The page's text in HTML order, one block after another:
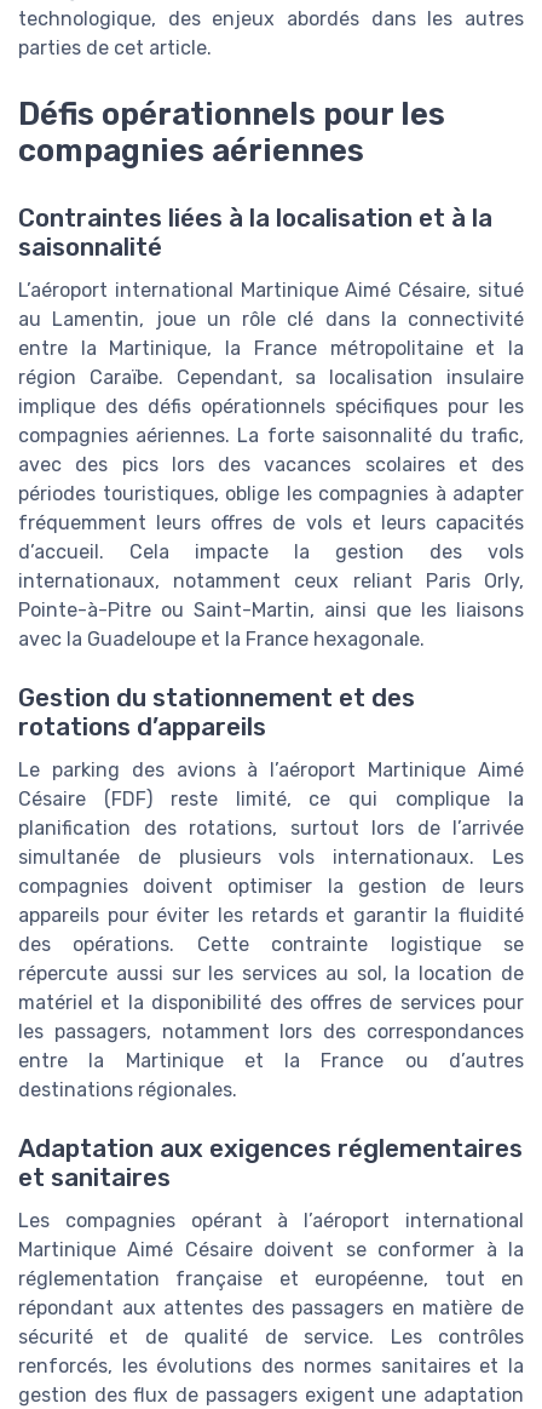
technologique, des enjeux abordés dans les autres
parties de cet article.
Défis opérationnels pour les
compagnies aériennes
Contraintes liées à la localisation et à la
saisonnalité
L’aéroport international Martinique Aimé Césaire, situé
au Lamentin, joue un rôle clé dans la connectivité
entre la Martinique, la France métropolitaine et la
région Caraïbe. Cependant, sa localisation insulaire
implique des défis opérationnels spécifiques pour les
compagnies aériennes. La forte saisonnalité du trafic,
avec des pics lors des vacances scolaires et des
périodes touristiques, oblige les compagnies à adapter
fréquemment leurs offres de vols et leurs capacités
d’accueil. Cela impacte la gestion des vols
internationaux, notamment ceux reliant Paris Orly,
Pointe-à-Pitre ou Saint-Martin, ainsi que les liaisons
avec la Guadeloupe et la France hexagonale.
Gestion du stationnement et des
rotations d’appareils
Le parking des avions à l’aéroport Martinique Aimé
Césaire (FDF) reste limité, ce qui complique la
planification des rotations, surtout lors de l’arrivée
simultanée de plusieurs vols internationaux. Les
compagnies doivent optimiser la gestion de leurs
appareils pour éviter les retards et garantir la fluidité
des opérations. Cette contrainte logistique se
répercute aussi sur les services au sol, la location de
matériel et la disponibilité des offres de services pour
les passagers, notamment lors des correspondances
entre la Martinique et la France ou d’autres
destinations régionales.
Adaptation aux exigences réglementaires
et sanitaires
Les compagnies opérant à l’aéroport international
Martinique Aimé Césaire doivent se conformer à la
réglementation française et européenne, tout en
répondant aux attentes des passagers en matière de
sécurité et de qualité de service. Les contrôles
renforcés, les évolutions des normes sanitaires et la
gestion des flux de passagers exigent une adaptation